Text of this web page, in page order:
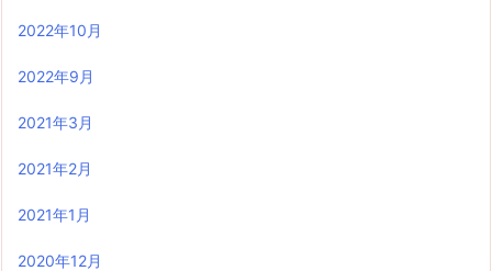
2022年10月
2022年9月
2021年3月
2021年2月
2021年1月
2020年12月